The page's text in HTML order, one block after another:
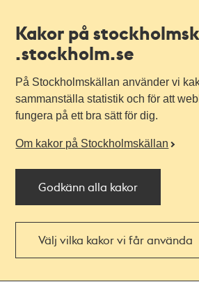
Kakor på
.stockholm.se
På Stockholmskällan använder vi
sammanställa statistik och för att
fungera på ett bra sätt för dig.
Om kakor på Stockholmskällan
Godkänn alla kakor
Välj vilka kakor vi får använda